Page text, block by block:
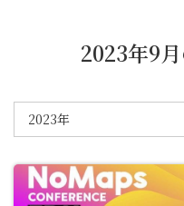
2023年9
2023年